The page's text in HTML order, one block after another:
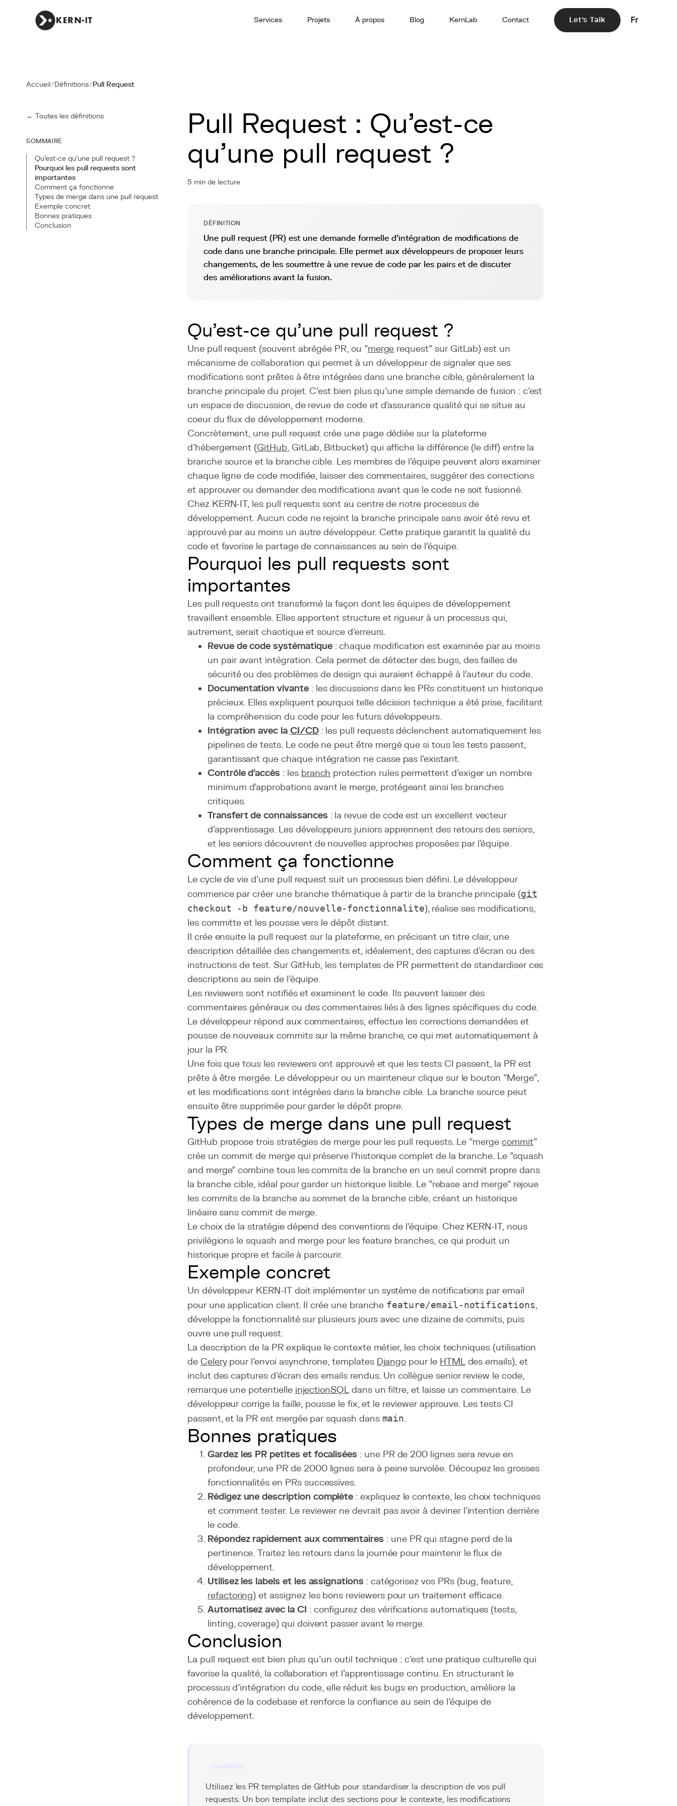
Services Projets À propos Blog KernLab Contact Let's Talk Fr
Accueil/Définitions/Pull Request
← Toutes les définitions
SOMMAIRE
Qu'est-ce qu'une pull request ?
Pourquoi les pull requests sont
importantes
Comment ça fonctionne
Types de merge dans une pull request
Exemple concret
Bonnes pratiques
Conclusion
Pull Request : Qu'est-ce
qu'une pull request ?
5 min de lecture
DÉFINITION
Une pull request (PR) est une demande formelle d'intégration de modifications de
code dans une branche principale. Elle permet aux développeurs de proposer leurs
changements, de les soumettre à une revue de code par les pairs et de discuter
des améliorations avant la fusion.
Qu'est-ce qu'une pull request ?
Une pull request (souvent abrégée PR, ou "merge request" sur GitLab) est un
mécanisme de collaboration qui permet à un développeur de signaler que ses
modifications sont prêtes à être intégrées dans une branche cible, généralement la
branche principale du projet. C'est bien plus qu'une simple demande de fusion : c'est
un espace de discussion, de revue de code et d'assurance qualité qui se situe au
coeur du flux de développement moderne.
Concrètement, une pull request crée une page dédiée sur la plateforme
d'hébergement (GitHub, GitLab, Bitbucket) qui affiche la différence (le diff) entre la
branche source et la branche cible. Les membres de l'équipe peuvent alors examiner
chaque ligne de code modifiée, laisser des commentaires, suggérer des corrections
et approuver ou demander des modifications avant que le code ne soit fusionné.
Chez KERN-IT, les pull requests sont au centre de notre processus de
développement. Aucun code ne rejoint la branche principale sans avoir été revu et
approuvé par au moins un autre développeur. Cette pratique garantit la qualité du
code et favorise le partage de connaissances au sein de l'équipe.
Pourquoi les pull requests sont
importantes
Les pull requests ont transformé la façon dont les équipes de développement
travaillent ensemble. Elles apportent structure et rigueur à un processus qui,
autrement, serait chaotique et source d'erreurs.
Revue de code systématique: chaque modification est examinée par au moins
un pair avant intégration. Cela permet de détecter des bugs, des failles de
sécurité ou des problèmes de design qui auraient échappé à l'auteur du code.
Documentation vivante: les discussions dans les PRs constituent un historique
précieux. Elles expliquent pourquoi telle décision technique a été prise, facilitant
la compréhension du code pour les futurs développeurs.
Intégration avec la CI/CD: les pull requests déclenchent automatiquement les
pipelines de tests. Le code ne peut être mergé que si tous les tests passent,
garantissant que chaque intégration ne casse pas l'existant.
Contrôle d'accès : les branch protection rules permettent d'exiger un nombre
minimum d'approbations avant le merge, protégeant ainsi les branches
critiques.
Transfert de connaissances : la revue de code est un excellent vecteur
d'apprentissage. Les développeurs juniors apprennent des retours des seniors,
et les seniors découvrent de nouvelles approches proposées par l'équipe.
Comment ça fonctionne
Le cycle de vie d'une pull request suit un processus bien défini. Le développeur
commence par créer une branche thématique à partir de la branche principale (git
checkout -b feature/nouvelle-fonctionnalite), réalise ses modifications,
les committe et les pousse vers le dépôt distant.
Il crée ensuite la pull request sur la plateforme, en précisant un titre clair, une
description détaillée des changements et, idéalement, des captures d'écran ou des
instructions de test. Sur GitHub, les templates de PR permettent de standardiser ces
descriptions au sein de l'équipe.
Les reviewers sont notifiés et examinent le code. Ils peuvent laisser des
commentaires généraux ou des commentaires liés à des lignes spécifiques du code.
Le développeur répond aux commentaires, effectue les corrections demandées et
pousse de nouveaux commits sur la même branche, ce qui met automatiquement à
jour la PR.
Une fois que tous les reviewers ont approuvé et que les tests CI passent, la PR est
prête à être mergée. Le développeur ou un mainteneur clique sur le bouton "Merge",
et les modifications sont intégrées dans la branche cible. La branche source peut
ensuite être supprimée pour garder le dépôt propre.
Types de merge dans une pull request
GitHub propose trois stratégies de merge pour les pull requests. Le "merge commit"
crée un commit de merge qui préserve l'historique complet de la branche. Le "squash
and merge" combine tous les commits de la branche en un seul commit propre dans
la branche cible, idéal pour garder un historique lisible. Le "rebase and merge" rejoue
les commits de la branche au sommet de la branche cible, créant un historique
linéaire sans commit de merge.
Le choix de la stratégie dépend des conventions de l'équipe. Chez KERN-IT, nous
privilégions le squash and merge pour les feature branches, ce qui produit un
historique propre et facile à parcourir.
Exemple concret
Un développeur KERN-IT doit implémenter un système de notifications par email
pour une application client. Il crée une branche feature/email-notifications,
développe la fonctionnalité sur plusieurs jours avec une dizaine de commits, puis
ouvre une pull request.
La description de la PR explique le contexte métier, les choix techniques (utilisation
de Celerypour l'envoi asynchrone, templates Django pour le HTMLdes emails), et
inclut des captures d'écran des emails rendus. Un collègue senior review le code,
remarque une potentielle injectionSQLdans un filtre, et laisse un commentaire. Le
développeur corrige la faille, pousse le fix, et le reviewer approuve. Les tests CI
passent, et la PR est mergée par squash dans main.
Bonnes pratiques
Gardez les PR petites et focalisées : une PR de 200 lignes sera revue en
profondeur, une PR de 2000 lignes sera à peine survolée. Découpez les grosses
fonctionnalités en PRs successives.
Rédigez une description complète : expliquez le contexte, les choix techniques
et comment tester. Le reviewer ne devrait pas avoir à deviner l'intention derrière
le code.
Répondez rapidement aux commentaires : une PR qui stagne perd de la
pertinence. Traitez les retours dans la journée pour maintenir le flux de
développement.
Utilisez les labels et les assignations : catégorisez vos PRs (bug, feature,
refactoring) et assignez les bons reviewers pour un traitement efficace.
Automatisez avec la CI : configurez des vérifications automatiques (tests,
linting, coverage) qui doivent passer avant le merge.
Conclusion
La pull request est bien plus qu'un outil technique : c'est une pratique culturelle qui
favorise la qualité, la collaboration et l'apprentissage continu. En structurant le
processus d'intégration du code, elle réduit les bugs en production, améliore la
cohérence de la codebase et renforce la confiance au sein de l'équipe de
développement.
Conseil Pro
Utilisez les PR templates de GitHub pour standardiser la description de vos pull
requests. Un bon template inclut des sections pour le contexte, les modifications